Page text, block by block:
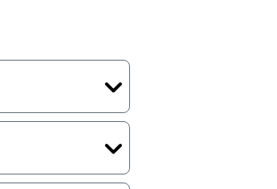
hasil crack,
suatu